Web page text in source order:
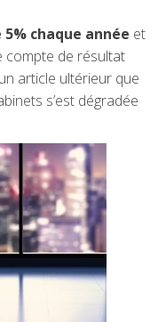
chaque année et
compte de résultat
article ultérieur que
s’est dégradée